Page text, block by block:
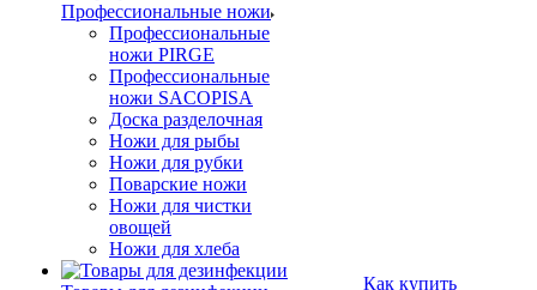
Профессиональные ножи
Профессиональные
ножи PIRGE
Профессиональные
ножи SACOPISA
Доска разделочная
Ножи для рыбы
Ножи для рубки
Поварские ножи
Ножи для чистки
овощей
Ножи для хлеба
Как купить